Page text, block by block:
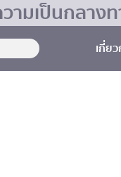
ามเป็นกลาง
เกี่ย